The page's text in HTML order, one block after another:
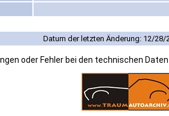
Datum der letzten Änderung: 12/28/
oder Fehler bei den technischen